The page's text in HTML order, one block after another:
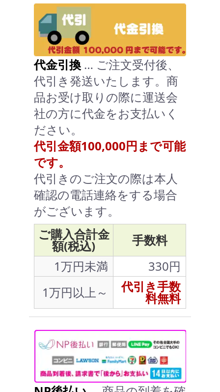
代金引換 … ご注文受付後、
代引き発送いたします。商
品お受け取りの際に運送会
社の方に代金をお支払いく
ださい。
代引金額100,000円まで可能
です。
代引きのご注文の際は本人
確認の電話連絡をする場合
がございます。
ご購入合計金
額(税込)
手数料
1万円未満
330円
1万円以上～
代引き手数
料無料